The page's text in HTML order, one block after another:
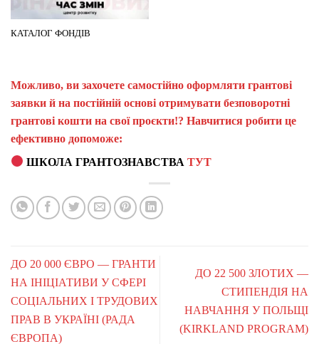
КАТАЛОГ ФОНДІВ
Можливо, ви захочете самостійно оформляти грантові
заявки й на постійній основі отримувати безповоротні
грантові кошти на свої проєкти!? Навчитися робити це
ефективно допоможе:
ШКОЛА ГРАНТОЗНАВСТВАТУТ
ДО 20 000 ЄВРО — ГРАНТИ
НА ІНІЦІАТИВИ У СФЕРІ
СОЦІАЛЬНИХ І ТРУДОВИХ
ПРАВ В УКРАЇНІ (РАДА
ЄВРОПА)
ДО 22 500 ЗЛОТИХ —
СТИПЕНДІЯ НА
НАВЧАННЯ У ПОЛЬЩІ
(KIRKLAND PROGRAM)